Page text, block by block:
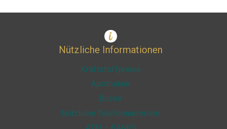
Nützliche Informationen
Kraftstoffpreise
Apotheken
Busse
Nützliche Telefonnummern